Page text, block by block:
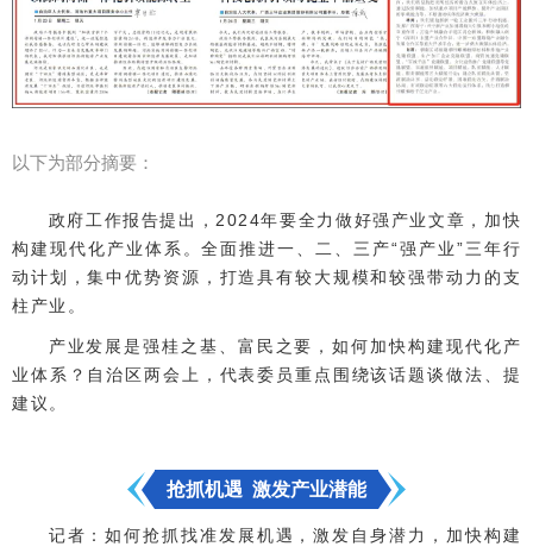
以下为部分摘要：
政府工作报告提出，2024年要全力做好强产业文章，加快
构建现代化产业体系。全面推进一、二、三产“强产业”三年行
动计划，集中优势资源，打造具有较大规模和较强带动力的支
柱产业。
产业发展是强桂之基、富民之要，如何加快构建现代化产
业体系？自治区两会上，代表委员重点围绕该话题谈做法、提
建议。
抢抓机遇 激发产业潜能
记者：如何抢抓找准发展机遇，激发自身潜力，加快构建